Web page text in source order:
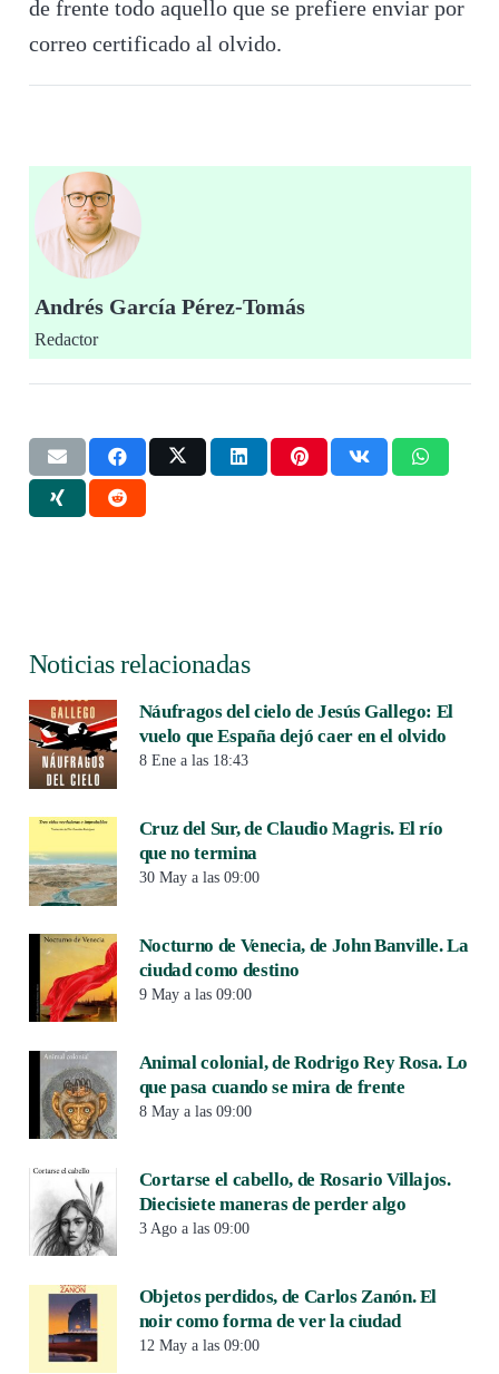
de frente todo aquello que se prefiere enviar por
correo certificado al olvido.
Andrés García Pérez-Tomás
Redactor
Noticias relacionadas
Náufragos del cielo de Jesús Gallego: El
vuelo que España dejó caer en el olvido
8 Ene a las 18:43
Cruz del Sur, de Claudio Magris. El río
que no termina
30 May a las 09:00
Nocturno de Venecia, de John Banville. La
ciudad como destino
9 May a las 09:00
Animal colonial, de Rodrigo Rey Rosa. Lo
que pasa cuando se mira de frente
8 May a las 09:00
Cortarse el cabello, de Rosario Villajos.
Diecisiete maneras de perder algo
3 Ago a las 09:00
Objetos perdidos, de Carlos Zanón. El
noir como forma de ver la ciudad
12 May a las 09:00